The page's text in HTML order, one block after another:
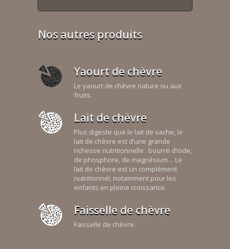
Nos autres produits
Yaourt de chèvre
Le yaourt de chèvre nature ou aux
fruits.
Lait de chèvre
Plus digeste que le lait de vache, le
lait de chèvre est d’une grande
richesse nutritionnelle : bourré d’iode,
de phosphore, de magnésium… Le
lait de chèvre est un complément
nutritionnel, notamment pour les
enfants en pleine croissance.
Faisselle de chèvre
Faisselle de chèvre.